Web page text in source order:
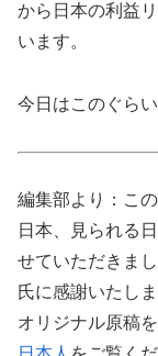
から日本の利益
います。
今日はこのぐら
編集部より：こ
日本、見られる
せていただきま
氏に感謝いたしま
オリジナル原稿